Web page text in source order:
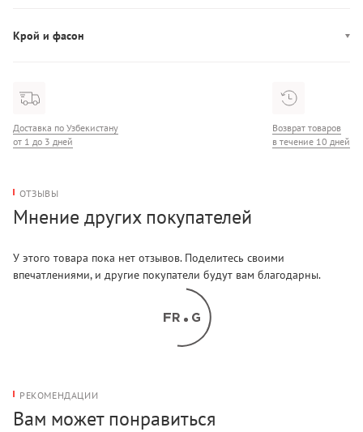
Карманы: пять карманов
Крой и фасон
Доставка по Узбекистану
от 1 до 3 дней
Возврат товаров
в течение 10 дней
ОТЗЫВЫ
Мнение других покупателей
У этого товара пока нет отзывов. Поделитесь своими
впечатлениями, и другие покупатели будут вам благодарны.
РЕКОМЕНДАЦИИ
Вам может понравиться